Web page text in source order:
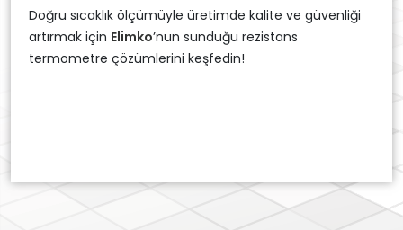
Doğru sıcaklık ölçümüyle üretimde kalite ve güvenliği
artırmak için Elimko’nun sunduğu rezistans
termometre çözümlerini keşfedin!